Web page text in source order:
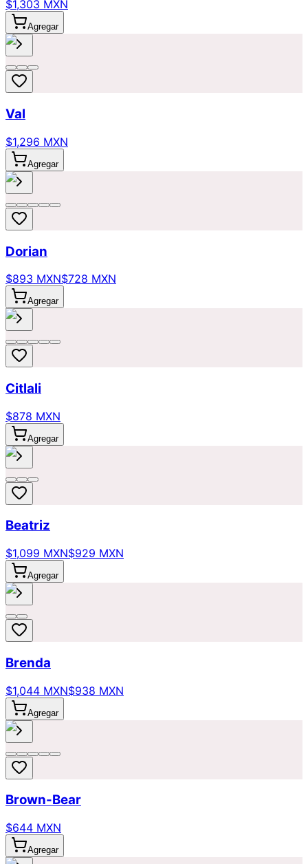
$1,303 MXN
Agregar
Val
$1,296 MXN
Agregar
Dorian
$893 MXN$728 MXN
Agregar
Citlali
$878 MXN
Agregar
Beatriz
$1,099 MXN$929 MXN
Agregar
Brenda
$1,044 MXN$938 MXN
Agregar
Brown-Bear
$644 MXN
Agregar